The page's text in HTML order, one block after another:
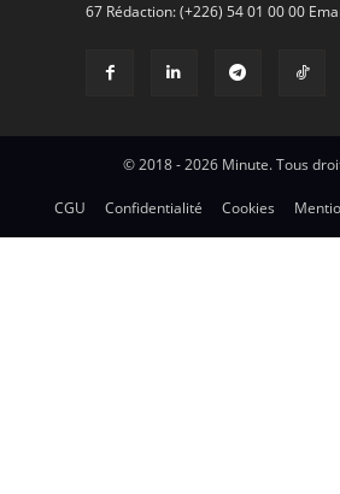
67 Rédaction: (+226) 54 01 00 00
© 2018 - 2026 Minute. Tous
CGU Confidentialité Cookies